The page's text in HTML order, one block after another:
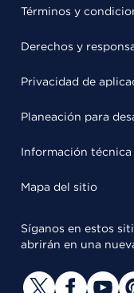
Términos y
Derechos y
Privacidad de
Planeación para
Información técnica
Mapa del sitio
Síganos en estos
abrirán en una